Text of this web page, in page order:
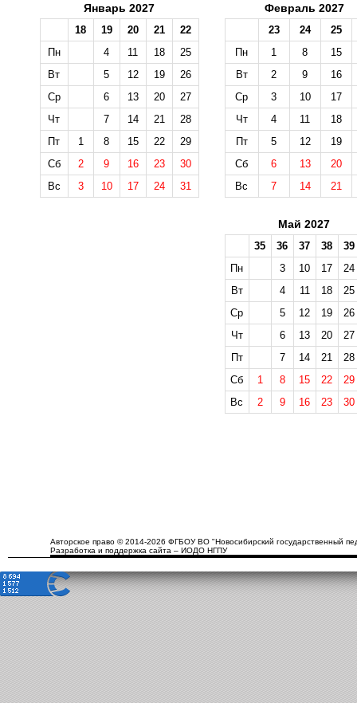
Январь 2027
18 19 20 21
22
Пн
4 11 18
25
Вт
5 12 19
26
Ср
6 13 20
27
Чт
7 14 21
28
Пт
1 8 15 22
29
Сб
2 9 16 23
30
Вс
3 10 17 24 31
Февраль 2027
23 24
25
Пн
1 8
15
Вт
2 9
16
Ср
3 10
17
Чт
4 11
18
Пт
5 12
19
Сб
6 13
20
Вс
7 14 21
Май 2027
35 36 37 38
39
Пн
3 10 17
24
Вт
4 11 18
25
Ср
5 12 19
26
Чт
6 13 20
27
Пт
7 14 21
28
Сб
1 8 15 22
29
Вс
2 9 16 23 30
Авторское право © 2014-2026 ФГБОУ ВО "Новосибирский государственный
Разработка и поддержка сайта – ИОДО НГПУ